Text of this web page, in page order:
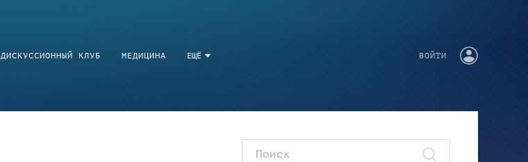
ЕЩЁ
ДИСКУССИОННЫЙ КЛУБ МЕДИЦИНА ВОЙТИ